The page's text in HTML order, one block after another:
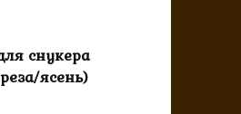
снукера
ясень)